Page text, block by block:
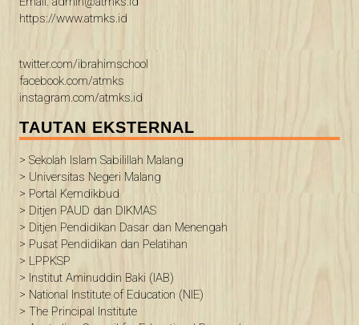
https://www.atmks.id
twitter.com/ibrahimschool
facebook.com/atmks
instagram.com/atmks.id
TAUTAN EKSTERNAL
> Sekolah Islam Sabilillah Malang
> Universitas Negeri Malang
> Portal Kemdikbud
> Ditjen PAUD dan DIKMAS
> Ditjen Pendidikan Dasar dan Menengah
> Pusat Pendidikan dan Pelatihan
> LPPKSP
> Institut Aminuddin Baki (IAB)
> National Institute of Education (NIE)
> The Principal Institute